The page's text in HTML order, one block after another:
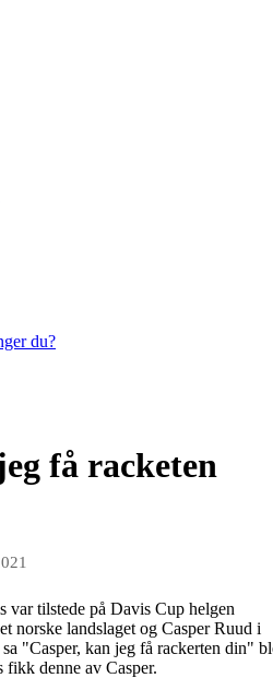
du?
få racketen
var tilstede på Davis Cup helgen
norske landslaget og Casper Ruud i
"Casper, kan jeg få rackerten din"
fikk denne av Casper.